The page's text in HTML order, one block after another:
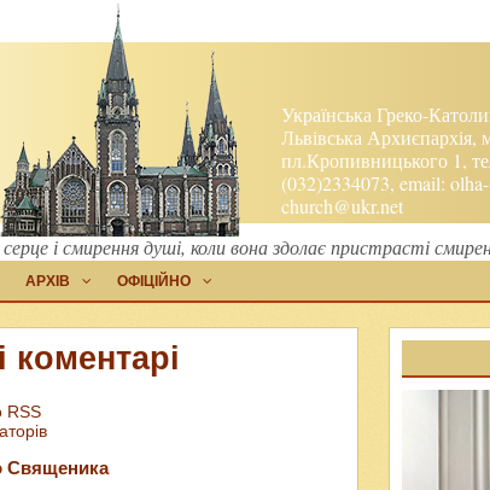
Українська Греко-
Львівська Архиєпархія,
пл.Кропивницького 1,
(032)2334073, email:olha-
church@ukr.net
і смирення душі, коли вона здолає пристрасті
АРХІВ ОФІЦІЙНО
коментарі
RSS
Священика